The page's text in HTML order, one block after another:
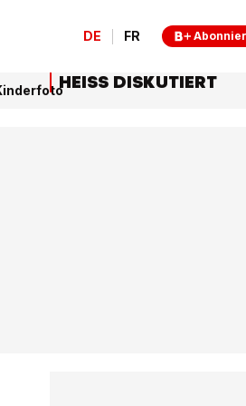
DE FR
HEISS DISKUTIERT